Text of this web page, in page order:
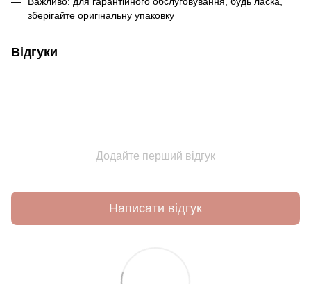
зберігайте оригінальну упаковку
Відгуки
Додайте перший відгук
Написати відгук